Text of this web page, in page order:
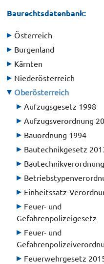
Hier können Sie die
Verordnungen für das
seinen Bundesländern
Baurechtsdatenbank:
Österreich
Burgenland
Kärnten
Niederösterreich
Oberösterreich
Aufzugsgesetz 1998
Aufzugsverordnung
Bauordnung 1994
Bautechnikgesetz
Einheitssatz-
Feuer- und
Gefahrenpolizeigesetz
Feuer- und
Feuerwehrgesetz
Detailinformation
Gesetz/VO:
Unterbringungs-